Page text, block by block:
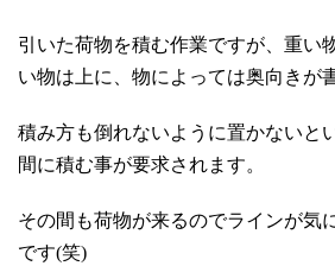
引いた荷物を積む作業ですが、重い
い物は上に、物によっては奥向きが
積み方も倒れないように置かないと
間に積む事が要求されます。
その間も荷物が来るのでラインが気
です(笑)